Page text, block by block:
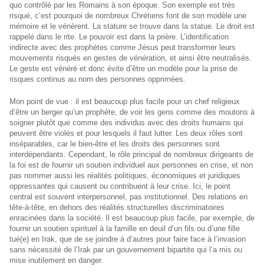
quo contrôlé par les Romains à son époque. Son exemple est très
risqué, c’est pourquoi de nombreux Chrétiens font de son modèle une
mémoire et le vénèrent. La stature se trouve dans la statue. Le droit est
rappelé dans le rite. Le pouvoir est dans la prière. L’identification
indirecte avec des prophètes comme Jésus peut transformer leurs
mouvements risqués en gestes de vénération, et ainsi être neutralisés.
Le geste est vénéré et donc évite d’être un modèle pour la prise de
risques continus au nom des personnes opprimées.
Mon point de vue : il est beaucoup plus facile pour un chef religieux
d’être un berger qu’un prophète, de voir les gens comme des moutons à
soigner plutôt que comme des individus avec des droits humains qui
peuvent être violés et pour lesquels il faut lutter. Les deux rôles sont
inséparables, car le bien-être et les droits des personnes sont
interdépendants. Cependant, le rôle principal de nombreux dirigeants de
la foi est de fournir un soutien individuel aux personnes en crise, et non
pas nommer aussi les réalités politiques, économiques et juridiques
oppressantes qui causent ou contribuent à leur crise. Ici, le point
central est souvent interpersonnel, pas institutionnel. Des relations en
tête-à-tête, en dehors des réalités structurelles discriminatoires
enracinées dans la société. Il est beaucoup plus facile, par exemple, de
fournir un soutien spirituel à la famille en deuil d’un fils ou d’une fille
tué(e) en Irak, que de se joindre à d’autres pour faire face à l’invasion
sans nécessité de l’Irak par un gouvernement bipartite qui l’a mis ou
mise inutilement en danger.